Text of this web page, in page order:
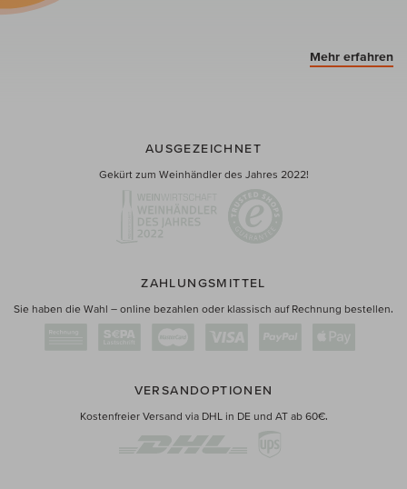
Mehr erfahren
AUSGEZEICHNET
Gekürt zum Weinhändler des Jahres 2022!
ZAHLUNGSMITTEL
Sie haben die Wahl – online bezahlen oder klassisch auf Rechnung bestellen.
VERSANDOPTIONEN
Kostenfreier Versand via DHL in DE und AT ab 60€.